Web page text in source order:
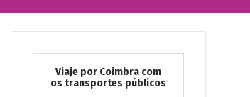
Viaje por Coimbra com
os transportes públicos